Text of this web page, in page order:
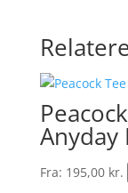
Anyday
Fra: 195,00 kr.